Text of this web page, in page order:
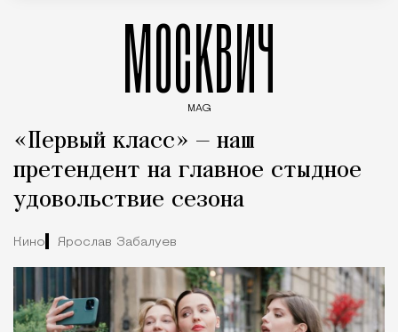
МОСКВИЧ
MAG
«Первый класс» — наш
претендент на главное стыдное
удовольствие сезона
Кино Ярослав Забалуев